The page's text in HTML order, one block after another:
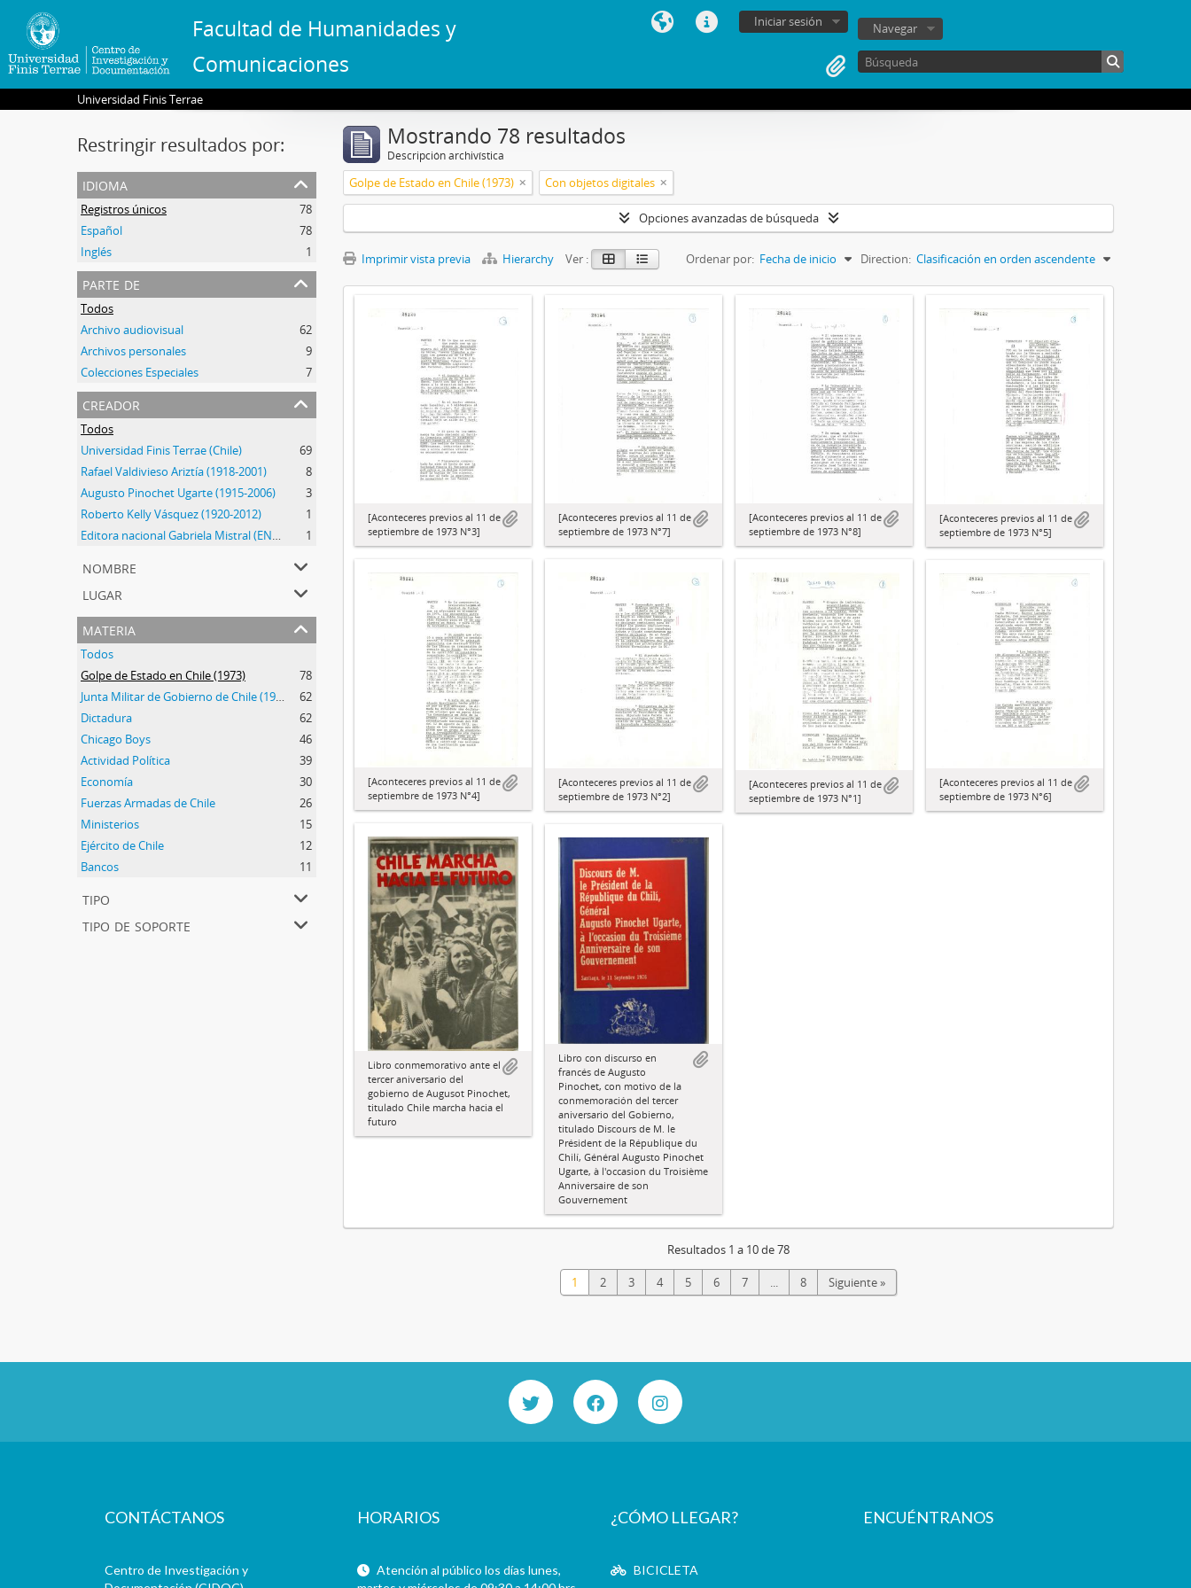
Facultad de Humanidades y
Comunicaciones
Iniciar sesión Navegar
Universidad Finis Terrae
Restringir resultados por:
idioma
Registros únicos
78
Español
78
Inglés
1
parte de
Todos
Archivo audiovisual
62
Archivos personales
9
Colecciones Especiales
7
creador
Todos
Universidad Finis Terrae (Chile)
69
Rafael Valdivieso Ariztía (1918-2001)
8
Augusto Pinochet Ugarte (1915-2006)
3
Roberto Kelly Vásquez (1920-2012)
1
Editora nacional Gabriela Mistral (ENGM) (1973-1976)
1
nombre
lugar
materia
Todos
Golpe de Estado en Chile (1973)
78
Junta Militar de Gobierno de Chile (1973-1990)
62
Dictadura
62
Chicago Boys
46
Actividad Política
39
Economía
30
Fuerzas Armadas de Chile
26
Ministerios
15
Ejército de Chile
12
Bancos
11
tipo
tipo de soporte
Mostrando 78 resultados
Descripción archivística
Golpe de Estado en Chile (1973) Con objetos digitales
Opciones avanzadas de búsqueda
Imprimir vista previa Hierarchy Ver : Ordenar por: Fecha de inicio Direction: Clasificación en orden ascendente
[Aconteceres previos al 11 de
septiembre de 1973 N°3]
[Aconteceres previos al 11 de
septiembre de 1973 N°7]
[Aconteceres previos al 11 de
septiembre de 1973 N°8]
[Aconteceres previos al 11 de
septiembre de 1973 N°5]
[Aconteceres previos al 11 de
septiembre de 1973 N°2]
[Aconteceres previos al 11 de
septiembre de 1973 N°1]
[Aconteceres previos al 11 de
septiembre de 1973 N°4]
[Aconteceres previos al 11 de
septiembre de 1973 N°6]
Libro conmemorativo ante el
tercer aniversario del
gobierno de Augusot Pinochet,
titulado Chile marcha hacia el
futuro
Libro con discurso en
francés de Augusto
Pinochet, con motivo de la
conmemoración del tercer
aniversario del Gobierno,
titulado Discours de M. le
Président de la République du
Chilí, Général Augusto Pinochet
Ugarte, à l'occasion du Troisième
Anniversaire de son
Gouvernement
Resultados 1 a 10 de 78
1 2 3 4 5 6 7 ... 8 Siguiente »
CONTÁCTANOS
Centro de Investigación y
HORARIOS
Atención al público los días lunes,
¿CÓMO LLEGAR?
BICICLETA
ENCUÉNTRANOS